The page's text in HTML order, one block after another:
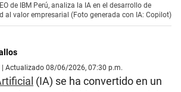
de IBM Perú, analiza la IA en el desarrollo de
al valor empresarial (Foto generada con IA: Copilot)
Actualizado 08/06/2026, 07:30 p.m.
(IA) se ha convertido en un